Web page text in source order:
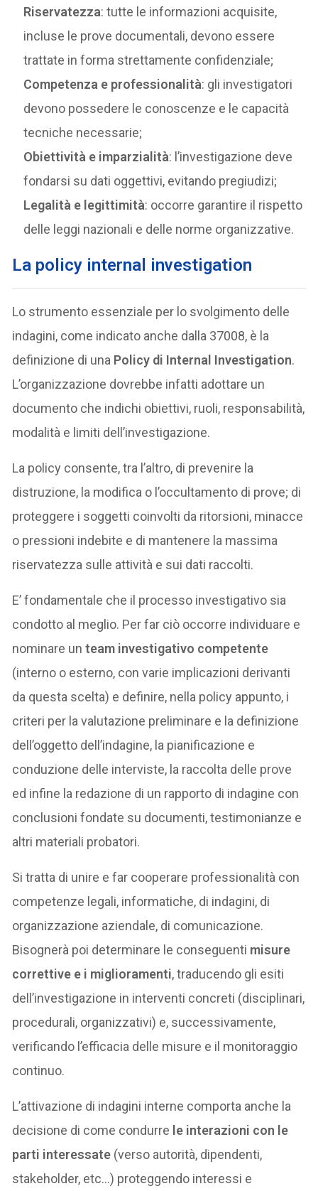
Riservatezza: tutte le informazioni acquisite,
incluse le prove documentali, devono essere
trattate in forma strettamente confidenziale;
Competenza e professionalità: gli investigatori
devono possedere le conoscenze e le capacità
tecniche necessarie;
Obiettività e imparzialità: l’investigazione deve
fondarsi su dati oggettivi, evitando pregiudizi;
Legalità e legittimità: occorre garantire il rispetto
delle leggi nazionali e delle norme organizzative.
La policy internal investigation
Lo strumento essenziale per lo svolgimento delle
indagini, come indicato anche dalla 37008, è la
definizione di una Policy di Internal Investigation.
L’organizzazione dovrebbe infatti adottare un
documento che indichi obiettivi, ruoli, responsabilità,
modalità e limiti dell’investigazione.
La policy consente, tra l’altro, di prevenire la
distruzione, la modifica o l’occultamento di prove; di
proteggere i soggetti coinvolti da ritorsioni, minacce
o pressioni indebite e di mantenere la massima
riservatezza sulle attività e sui dati raccolti.
E’ fondamentale che il processo investigativo sia
condotto al meglio. Per far ciò occorre individuare e
nominare unteam investigativo competente
(interno o esterno, con varie implicazioni derivanti
da questa scelta) e definire, nella policy appunto, i
criteri per la valutazione preliminare e la definizione
dell’oggetto dell’indagine, la pianificazione e
conduzione delle interviste, la raccolta delle prove
ed infine la redazione di un rapporto di indagine con
conclusioni fondate su documenti, testimonianze e
altri materiali probatori.
Si tratta di unire e far cooperare professionalità con
competenze legali, informatiche, di indagini, di
organizzazione aziendale, di comunicazione.
Bisognerà poi determinare le conseguenti misure
correttive e i miglioramenti, traducendo gli esiti
dell’investigazione in interventi concreti (disciplinari,
procedurali, organizzativi) e, successivamente,
verificando l’efficacia delle misure e il monitoraggio
continuo.
L’attivazione di indagini interne comporta anche la
decisione di come condurre le interazioni con le
parti interessate (verso autorità, dipendenti,
stakeholder, etc…) proteggendo interessi e